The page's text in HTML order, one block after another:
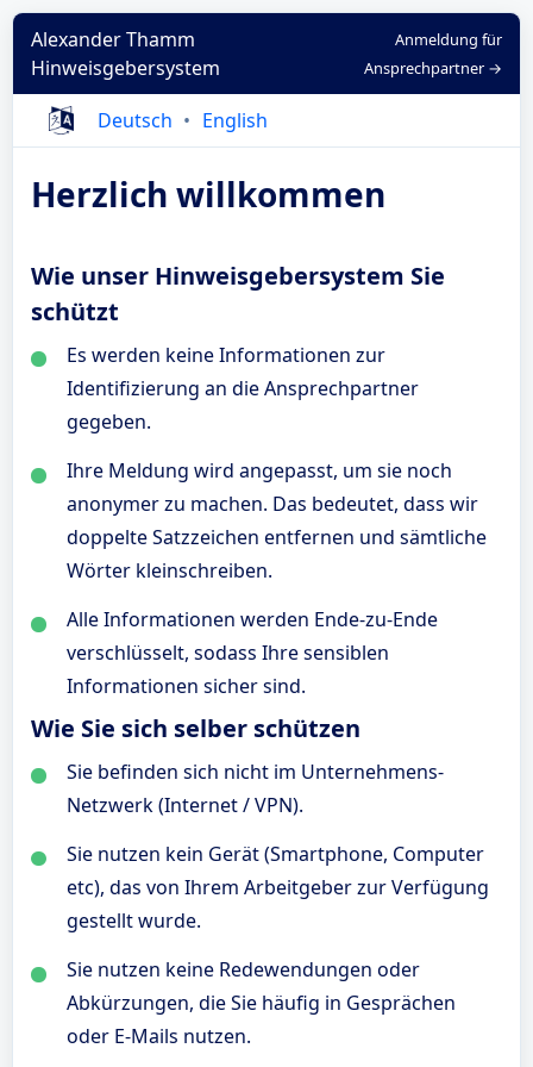
Alexander Thamm
Hinweisgebersystem
Anmeldung für
Ansprechpartner →
Deutsch English
Herzlich willkommen
Wie unser Hinweisgebersystem Sie
schützt
Es werden keine Informationen zur
Identifizierung an die Ansprechpartner
gegeben.
Ihre Meldung wird angepasst, um sie noch
anonymer zu machen. Das bedeutet, dass wir
doppelte Satzzeichen entfernen und sämtliche
Wörter kleinschreiben.
Alle Informationen werden Ende-zu-Ende
verschlüsselt, sodass Ihre sensiblen
Informationen sicher sind.
Wie Sie sich selber schützen
Sie befinden sich nicht im Unternehmens-
Netzwerk (Internet / VPN).
Sie nutzen kein Gerät (Smartphone, Computer
etc), das von Ihrem Arbeitgeber zur Verfügung
gestellt wurde.
Sie nutzen keine Redewendungen oder
Abkürzungen, die Sie häufig in Gesprächen
oder E-Mails nutzen.